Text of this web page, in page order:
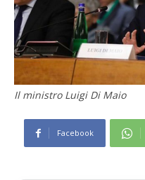
Il ministro Luigi Di Maio
Facebook